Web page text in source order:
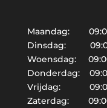
Maandag: 09:00
Dinsdag: 09:00
Woensdag:
Donderdag:
Vrijdag: 09:00
Zaterdag: 09:00